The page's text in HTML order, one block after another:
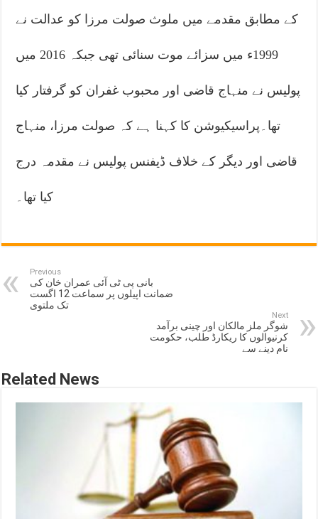
کے مطابق مقدمے میں ملوث صولت مرزا کو عدالت نے
1999ء میں سزائے موت سنائی تھی جبکہ 2016 میں
پولیس نے منہاج قاضی اور محبوب غفران کو گرفتار کیا
تھا۔پراسیکیوشن کا کہنا ہے کہ صولت مرزا، منہاج
قاضی اور دیگر کے خلاف ڈیفنس پولیس نے مقدمہ درج
کیا تھا۔
Previous
بانی پی ٹی آئی عمران خان کی
ضمانت اپیلوں پر سماعت 12 اگست
تک ملتوی
Next
شوگر ملز مالکان اور چینی برآمد
کرنیوالوں کا ریکارڈ طلب، حکومت
نام دینے سے
Related News